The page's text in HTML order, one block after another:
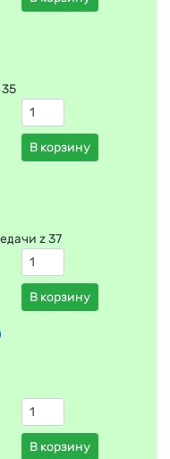
В корзину
z 37
В корзину
В корзину